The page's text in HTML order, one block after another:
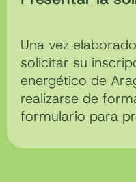
Una vez
solicitar su
energético de
realizarse de
formulario para